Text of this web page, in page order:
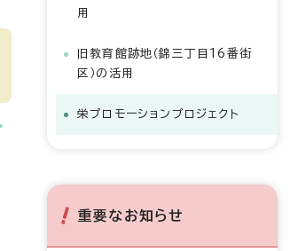
用
旧教育館跡地（錦三丁目16番街
区）の活用
栄プロモーションプロジェクト
重要なお知らせ